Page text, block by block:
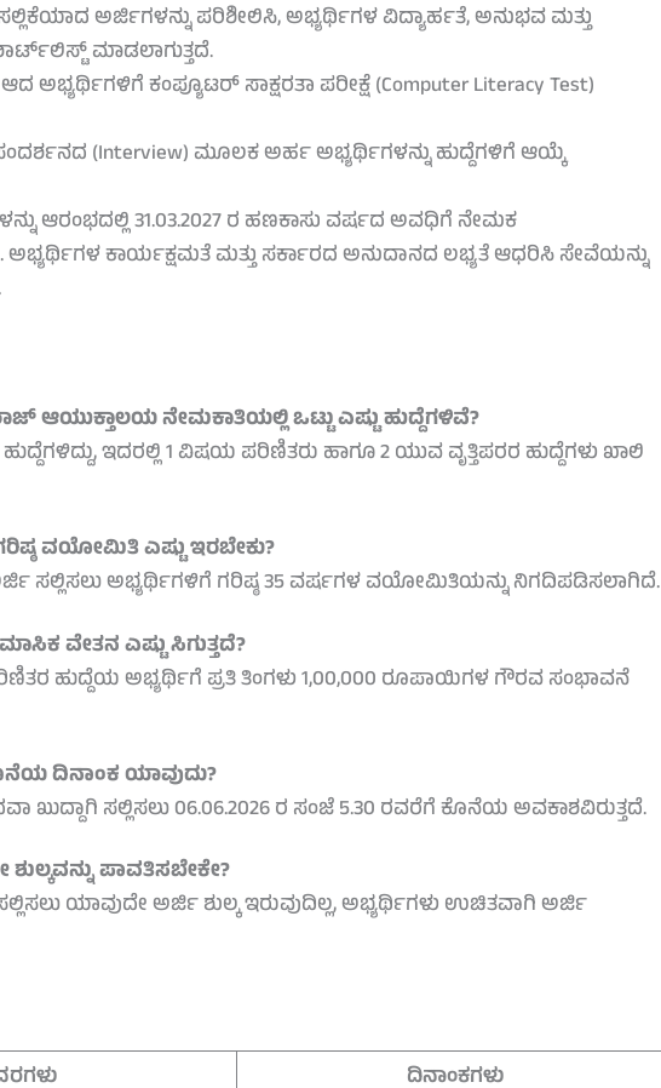
ಅರ್ಜಿಗಳನ್ನು ಪರಿಶೀಲಿಸಿ, ಅಭ್ಯರ್ಥಿಗಳ ವಿದ್ಯಾರ್ಹತೆ, ಅನುಭವ ಮತ್ತು
ಮಾಡಲಾಗುತ್ತದೆ.
ಅಭ್ಯರ್ಥಿಗಳಿಗೆ ಕಂಪ್ಯೂಟರ್ ಸಾಕ್ಷರತಾ ಪರೀಕ್ಷೆ (Computer Literacy Test)
(Interview) ಮೂಲಕ ಅರ್ಹ ಅಭ್ಯರ್ಥಿಗಳನ್ನು ಹುದ್ದೆಗಳಿಗೆ ಆಯ್ಕೆ
ಆರಂಭದಲ್ಲಿ 31.03.2027 ರ ಹಣಕಾಸು ವರ್ಷದ ಅವಧಿಗೆ ನೇಮಕ
ಅಭ್ಯರ್ಥಿಗಳ ಕಾರ್ಯಕ್ಷಮತೆ ಮತ್ತು ಸರ್ಕಾರದ ಅನುದಾನದ ಲಭ್ಯತೆ ಆಧರಿಸಿ ಸೇವೆಯನ್ನು
ಆಯುಕ್ತಾಲಯ ನೇಮಕಾತಿಯಲ್ಲಿ ಒಟ್ಟು ಎಷ್ಟು ಹುದ್ದೆಗಳಿವೆ?
ಇದರಲ್ಲಿ 1 ವಿಷಯ ಪರಿಣಿತರು ಹಾಗೂ 2 ಯುವ ವೃತ್ತಿಪರರ ಹುದ್ದೆಗಳು ಖಾಲಿ
ವಯೋಮಿತಿ ಎಷ್ಟು ಇರಬೇಕು?
ಸಲ್ಲಿಸಲು ಅಭ್ಯರ್ಥಿಗಳಿಗೆ ಗರಿಷ್ಠ 35 ವರ್ಷಗಳ ವಯೋಮಿತಿಯನ್ನು ನಿಗದಿಪಡಿಸಲಾಗಿದೆ.
ವೇತನ ಎಷ್ಟು ಸಿಗುತ್ತದೆ?
ಹುದ್ದೆಯ ಅಭ್ಯರ್ಥಿಗೆ ಪ್ರತಿ ತಿಂಗಳು 1,00,000 ರೂಪಾಯಿಗಳ ಗೌರವ ಸಂಭಾವನೆ
ದಿನಾಂಕ ಯಾವುದು?
ಸಲ್ಲಿಸಲು 06.06.2026 ರ ಸಂಜೆ 5.30 ರವರೆಗೆ ಕೊನೆಯ ಅವಕಾಶವಿರುತ್ತದೆ.
ಪಾವತಿಸಬೇಕೇ?
ಯಾವುದೇ ಅರ್ಜಿ ಶುಲ್ಕ ಇರುವುದಿಲ್ಲ, ಅಭ್ಯರ್ಥಿಗಳು ಉಚಿತವಾಗಿ ಅರ್ಜಿ
ದಿನಾಂಕಗಳು